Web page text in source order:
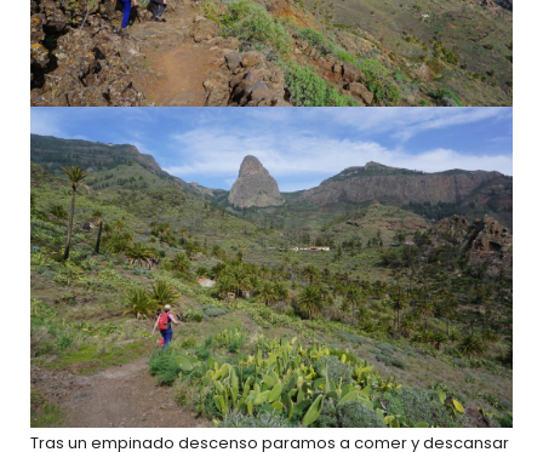
Tras un empinado descenso paramos a comer y descansar